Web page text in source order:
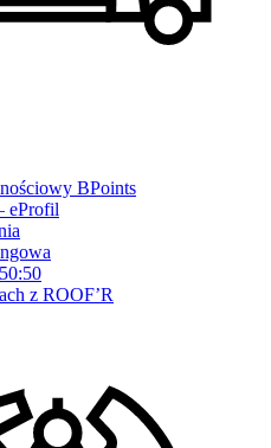
BPoints
eProfil
z ROOF’R